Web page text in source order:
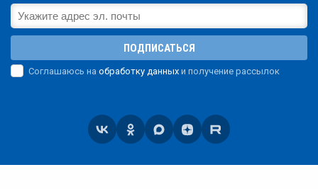
ПОДПИСАТЬСЯ
Соглашаюсь на обработку данных и получение рассылок